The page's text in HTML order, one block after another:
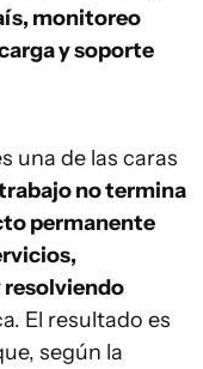
monitoreo
y soporte
una de las caras
no termina
permanente
resolviendo
El resultado es
según la